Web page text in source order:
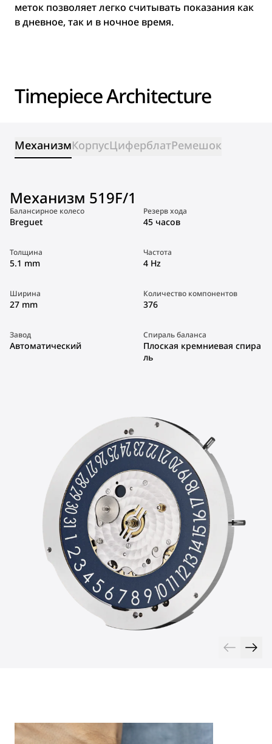
меток позволяет легко считывать показания как
в дневное, так и в ночное время.
Timepiece Architecture
МеханизмКорпусЦиферблатРемешок
Механизм 519F/1
Балансирное колесо
Breguet
Резерв хода
45 часов
Толщина
5.1 mm
Частота
4 Hz
Ширина
27 mm
Количество компонентов
376
Завод
Автоматический
Спираль баланса
Плоская кремниевая спира
ль